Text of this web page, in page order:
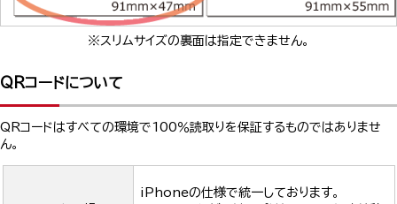
※スリムサイズの裏面は指定できません。
QRコードについて
QRコードはすべての環境で100％読取りを保証するものではありませ
ん。
iPhoneの仕様で統一しております。